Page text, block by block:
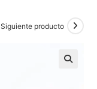
Siguiente producto